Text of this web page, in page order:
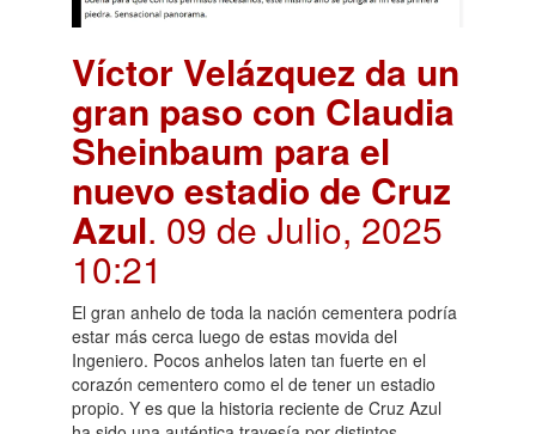
Víctor Velázquez da un
gran paso con Claudia
Sheinbaum para el
nuevo estadio de Cruz
Azul. 09 de Julio, 2025
10:21
El gran anhelo de toda la nación cementera podría
estar más cerca luego de estas movida del
Ingeniero. Pocos anhelos laten tan fuerte en el
corazón cementero como el de tener un estadio
propio. Y es que la historia reciente de Cruz Azul